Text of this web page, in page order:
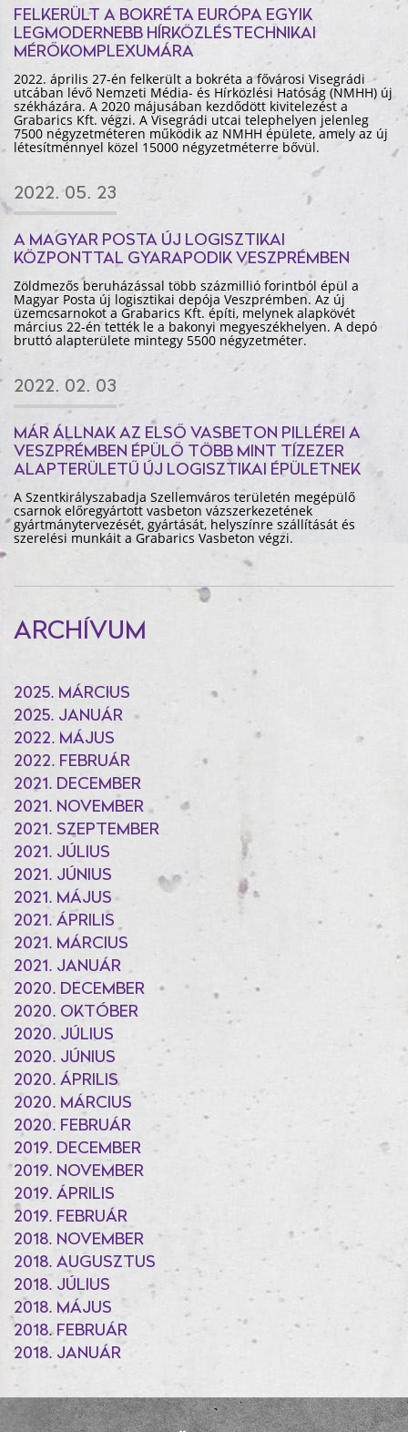
FELKERÜLT A BOKRÉTA EURÓPA EGYIK
LEGMODERNEBB HÍRKÖZLÉSTECHNIKAI
MÉRŐKOMPLEXUMÁRA
2022. április 27-én felkerült a bokréta a fővárosi Visegrádi
utcában lévő Nemzeti Média- és Hírközlési Hatóság (NMHH) új
székházára. A 2020 májusában kezdődött kivitelezést a
Grabarics Kft. végzi. A Visegrádi utcai telephelyen jelenleg
7500 négyzetméteren működik az NMHH épülete, amely az új
létesítménnyel közel 15000 négyzetméterre bővül.
2022. 05. 23
A MAGYAR POSTA ÚJ LOGISZTIKAI
KÖZPONTTAL GYARAPODIK VESZPRÉMBEN
Zöldmezős beruházással több százmillió forintból épül a
Magyar Posta új logisztikai depója Veszprémben. Az új
üzemcsarnokot a Grabarics Kft. építi, melynek alapkövét
március 22-én tették le a bakonyi megyeszékhelyen. A depó
bruttó alapterülete mintegy 5500 négyzetméter.
2022. 02. 03
MÁR ÁLLNAK AZ ELSŐ VASBETON PILLÉREI A
VESZPRÉMBEN ÉPÜLŐ TÖBB MINT TÍZEZER
ALAPTERÜLETŰ ÚJ LOGISZTIKAI ÉPÜLETNEK
A Szentkirályszabadja Szellemváros területén megépülő
csarnok előregyártott vasbeton vázszerkezetének
gyártmánytervezését, gyártását, helyszínre szállítását és
szerelési munkáit a Grabarics Vasbeton végzi.
ARCHÍVUM
2025. MÁRCIUS
2025. JANUÁR
2022. MÁJUS
2022. FEBRUÁR
2021. DECEMBER
2021. NOVEMBER
2021. SZEPTEMBER
2021. JÚLIUS
2021. JÚNIUS
2021. MÁJUS
2021. ÁPRILIS
2021. MÁRCIUS
2021. JANUÁR
2020. DECEMBER
2020. OKTÓBER
2020. JÚLIUS
2020. JÚNIUS
2020. ÁPRILIS
2020. MÁRCIUS
2020. FEBRUÁR
2019. DECEMBER
2019. NOVEMBER
2019. ÁPRILIS
2019. FEBRUÁR
2018. NOVEMBER
2018. AUGUSZTUS
2018. JÚLIUS
2018. MÁJUS
2018. FEBRUÁR
2018. JANUÁR